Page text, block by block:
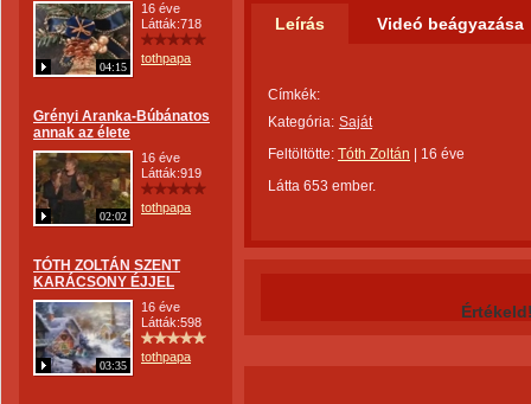
04:15
16 éve
Látták:718
tothpapa
Grényi Aranka-Búbánatos
annak az élete
02:02
16 éve
Látták:919
tothpapa
TÓTH ZOLTÁN SZENT
KARÁCSONY ÉJJEL
03:35
16 éve
Látták:598
tothpapa
Leírás Videó beágyazása
Címkék:
Kategória: Saját
Feltöltötte: Tóth Zoltán
16 éve
Látta 653 ember.